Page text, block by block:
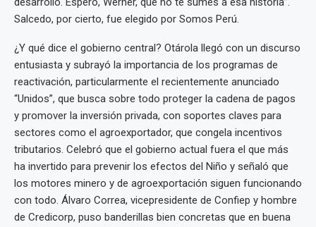
Salcedo, por cierto, fue elegido por Somos Perú.
¿Y qué dice el gobierno central? Otárola llegó con un discurso
entusiasta y subrayó la importancia de los programas de
reactivación, particularmente el recientemente anunciado
“Unidos”, que busca sobre todo proteger la cadena de pagos
y promover la inversión privada, con soportes claves para
sectores como el agroexportador, que congela incentivos
tributarios. Celebró que el gobierno actual fuera el que más
ha invertido para prevenir los efectos del Niño y señaló que
los motores minero y de agroexportación siguen funcionando
con todo. Álvaro Correa, vicepresidente de Confiep y hombre
de Credicorp, puso banderillas bien concretas que en buena